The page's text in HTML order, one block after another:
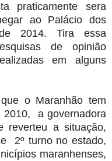
praticamente sera
ao Palácio dos
2014. Tira essa
de opinião
em alguns
o Maranhão tem
2010, a governadora
reverteu a situação,
2º turno no estado,
maranhenses,